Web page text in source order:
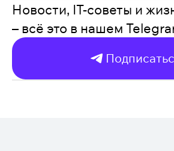
Новости, IT-советы и
– всё это в нашем